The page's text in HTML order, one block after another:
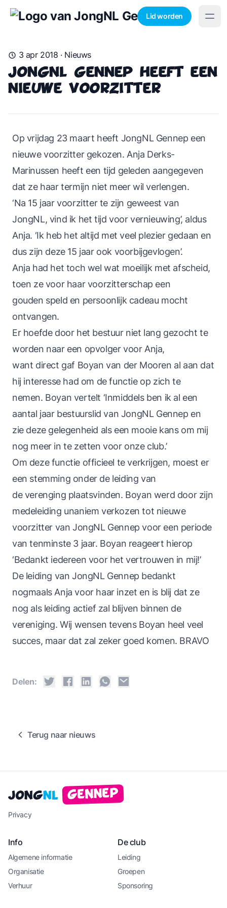
Lid worden
3 apr 2018 · Nieuws
JongNL Gennep heeft een
nieuwe voorzitter
Op vrijdag 23 maart heeft JongNL Gennep een
nieuwe voorzitter gekozen. Anja Derks-
Marinussen heeft een tijd geleden aangegeven
dat ze haar termijn niet meer wil verlengen.
‘Na 15 jaar voorzitter te zijn geweest van
JongNL, vind ik het tijd voor vernieuwing’, aldus
Anja. ‘Ik heb het altijd met veel plezier gedaan en
dus zijn deze 15 jaar ook voorbijgevlogen’.
Anja had het toch wel wat moeilijk met afscheid,
toen ze voor haar voorzitterschap een
gouden speld en persoonlijk cadeau mocht
ontvangen.
Er hoefde door het bestuur niet lang gezocht te
worden naar een opvolger voor Anja,
want direct gaf Boyan van der Mooren al aan dat
hij interesse had om de functie op zich te
nemen. Boyan vertelt ‘Inmiddels ben ik al een
aantal jaar bestuurslid van JongNL Gennep en
zie deze gelegenheid als een mooie kans om mij
nog meer in te zetten voor onze club.’
Om deze functie officieel te verkrijgen, moest er
een stemming onder de leiding van
de verenging plaatsvinden. Boyan werd door zijn
medeleiding unaniem verkozen tot nieuwe
voorzitter van JongNL Gennep voor een periode
van tenminste 3 jaar. Boyan reageert hierop
‘Bedankt iedereen voor het vertrouwen in mij!’
De leiding van JongNL Gennep bedankt
nogmaals Anja voor haar inzet en is blij dat ze
nog als leiding actief zal blijven binnen de
vereniging. Wij wensen tevens Boyan heel veel
succes, maar dat zal zeker goed komen. BRAVO
Delen:
Terug naar nieuws
JongNL Gennep
Privacy
Info
Algemene informatie
Organisatie
Verhuur
De club
Leiding
Groepen
Sponsoring